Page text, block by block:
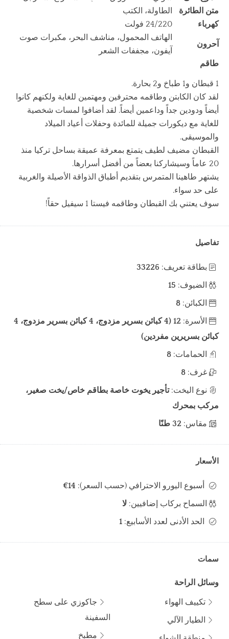
متن الطائرة
الطاولة، الكتب
كهرباء
24/220 فولت
آحرون
الهاتف المحمول، مناشف البحر، مكبرات صوت
آيفون، مجففات الشعر
طاقم
1 قبطان و1 طباخ و2 بحارة.
لقد كان الكابتن وطاقمه محترفين ومهتمين للغاية ولكنهم كانوا
أيضاً ودودين جداً وداعمين أيضاً. لقد أضافوا لمسات شخصية
للغاية مع ديكورات جميلة للمائدة وحفلات أعياد الميلاد
والموسيقى.
القبطان مضيف لطيف يتمتع بمعرفة عميقة بساحل تركيا منذ
20 عاماً وسيشاركنا بعضاً من أفضل أسرارها.
يشتهر طاهينا المتمرس بتقديم أطباق الذواقة الأصيلة والغربية
على حد سواء.
سوف يعتني بك القبطان وطاقمه فيستا 1 سيفيل حقاً!
تفاصيل
33226
15
8
12 (4 كبائن بسرير مزدوج، 4 كبائن بسرير مزدوج، 4
كبائن بسريرين مفردين)
8
8
تأجير يخوت خاصة بطاقم خاص/يخت صغير،
مركب بمحرك
32 طنًا
الأسعار
14€
لا
1
سمات
وسائل الراحة
تكييف الهواء
الطيار الآلي
جاكوزي على سطح
السفينة
مطبخ